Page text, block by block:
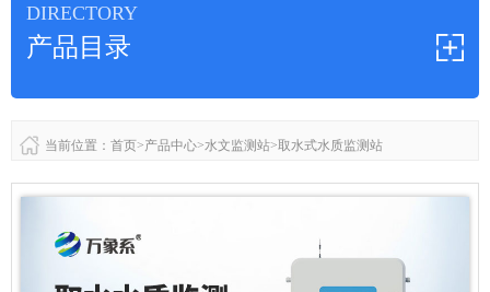
DIRECTORY
产品目录
当前位置： 首页>产品中心>水文监测站>取水式水质监测站